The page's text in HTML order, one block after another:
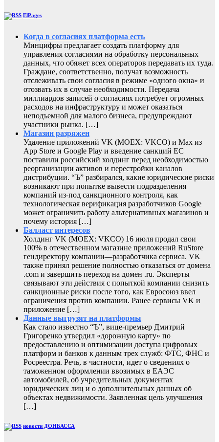
ElPages
Когда в согласиях платформа есть
Минцифры предлагает создать платформу для
управления согласиями на обработку персональных
данных, что обяжет всех операторов передавать их туда.
Граждане, соответственно, получат возможность
отслеживать свои согласия в режиме «одного окна» и
отозвать их в случае необходимости. Передача
миллиардов записей о согласиях потребует огромных
расходов на инфраструктуру и может оказаться
неподъемной для малого бизнеса, предупреждают
участники рынка. […]
Магазин разряжен
Удаление приложений VK (MOEX: VKCO) и Max из
App Store и Google Play и введение санкций ЕС
поставили российский холдинг перед необходимостью
реорганизации активов и перестройки каналов
дистрибуции. “Ъ” разбирался, какие юридические риски
возникают при попытке вывести подразделения
компаний из-под санкционного контроля, как
технологическая верификация разработчиков Google
может ограничить работу альтернативных магазинов и
почему история […]
Балласт интересов
Холдинг VK (MOEX: VKCO) 16 июля продал свои
100% в отечественном магазине приложений RuStore
гендиректору компании—разработчика сервиса. VK
также принял решение полностью отказаться от домена
.com и завершить переход на домен .ru. Эксперты
связывают эти действия с попыткой компании снизить
санкционные риски после того, как Евросоюз ввел
ограничения против компании. Ранее сервисы VK и
приложение […]
Данные выгрузят на платформы
Как стало известно “Ъ”, вице-премьер Дмитрий
Григоренко утвердил «дорожную карту» по
предоставлению и оптимизации доступа цифровых
платформ и банков к данным трех служб: ФТС, ФНС и
Росреестра. Речь, в частности, идет о сведениях о
таможенном оформлении ввозимых в ЕАЭС
автомобилей, об учредительных документах
юридических лиц и о дополнительных данных об
объектах недвижимости. Заявленная цель улучшения
[…]
новости ДОНБАССА